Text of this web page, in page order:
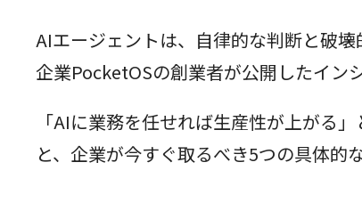
AIエージェントは、自律的な判断と破
企業PocketOSの創業者が公開したイン
「AIに業務を任せれば生産性が上がる
と、企業が今すぐ取るべき5つの具体的